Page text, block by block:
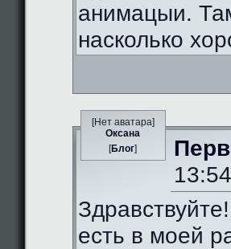
анимацыи.
насколько
[Нет аватара]
Оксана
[Блог]
есть в моей